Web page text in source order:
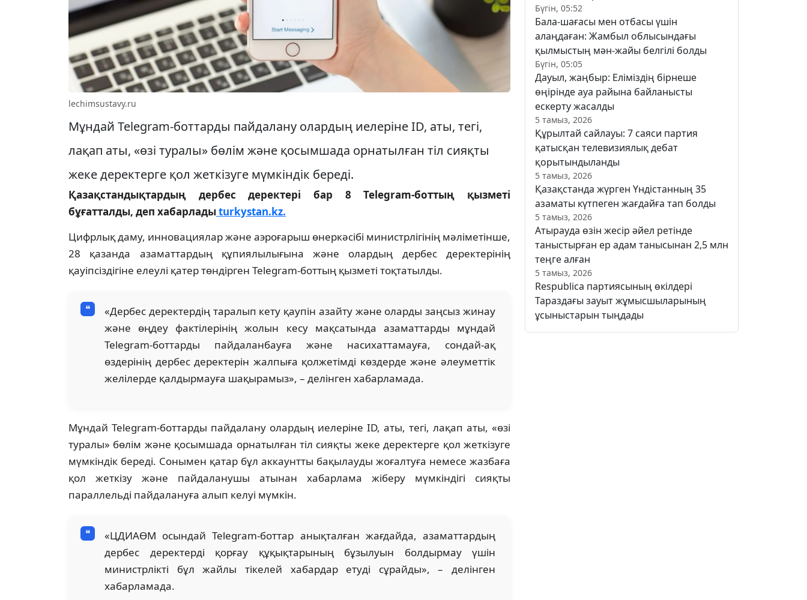
lechimsustavy.ru
Мұндай Telegram-боттарды пайдалану олардың иелеріне ID, аты, тегі,
лақап аты, «өзі туралы» бөлім және қосымшада орнатылған тіл сияқты
жеке деректерге қол жеткізуге мүмкіндік береді.
Қазақстандықтардың дербес деректері бар 8 Telegram-боттың қызметі
бұғатталды, деп хабарладыturkystan.kz.
Цифрлық даму, инновациялар және аэроғарыш өнеркәсібі министрлігінің мәліметінше,
28 қазанда азаматтардың құпиялылығына және олардың дербес деректерінің
қауіпсіздігіне елеулі қатер төндірген Telegram-боттың қызметі тоқтатылды.
«Дербес деректердің таралып кету қаупін азайту және оларды заңсыз жинау
және өңдеу фактілерінің жолын кесу мақсатында азаматтарды мұндай
Telegram-боттарды пайдаланбауға және насихаттамауға, сондай-ақ
өздерінің дербес деректерін жалпыға қолжетімді көздерде және әлеуметтік
желілерде қалдырмауға шақырамыз», – делінген хабарламада.
Мұндай Telegram-боттарды пайдалану олардың иелеріне ID, аты, тегі, лақап аты, «өзі
туралы» бөлім және қосымшада орнатылған тіл сияқты жеке деректерге қол жеткізуге
мүмкіндік береді. Сонымен қатар бұл аккаунтты бақылауды жоғалтуға немесе жазбаға
қол жеткізу және пайдаланушы атынан хабарлама жіберу мүмкіндігі сияқты
параллельді пайдалануға алып келуі мүмкін.
«ЦДИАӨМ осындай Telegram-боттар анықталған жағдайда, азаматтардың
дербес деректерді қорғау құқықтарының бұзылуын болдырмау үшін
министрлікті бұл жайлы тікелей хабардар етуді сұрайды», – делінген
хабарламада.
Бүгін, 05:52
Бала-шағасы мен отбасы үшін
алаңдаған: Жамбыл облысындағы
қылмыстың мән-жайы белгілі болды
Бүгін, 05:05
Дауыл, жаңбыр: Еліміздің бірнеше
өңірінде ауа райына байланысты
ескерту жасалды
5 тамыз, 2026
Құрылтай сайлауы: 7 саяси партия
қатысқан телевизиялық дебат
қорытындыланды
5 тамыз, 2026
Қазақстанда жүрген Үндістанның 35
азаматы күтпеген жағдайға тап болды
5 тамыз, 2026
Атырауда өзін жесір әйел ретінде
таныстырған ер адам танысынан 2,5 млн
теңге алған
5 тамыз, 2026
Respublica партиясының өкілдері
Тараздағы зауыт жұмысшыларының
ұсыныстарын тыңдады